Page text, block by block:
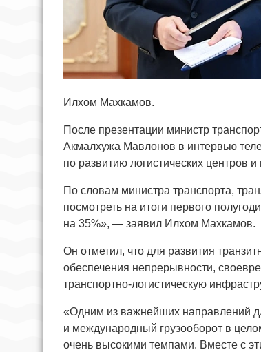
Илхом Махкамов.
После презентации министр
Акмалхужа Мавлонов в интервью
по развитию логистических центров
По словам министра транспорта,
посмотреть на итоги первого
на 35%», — заявил Илхом Махкамов.
Он отметил, что для развития
обеспечения непрерывности,
транспортно-логистическую
«Одним из важнейших направлений
и международный грузооборот в
очень высокими темпами. Вместе с